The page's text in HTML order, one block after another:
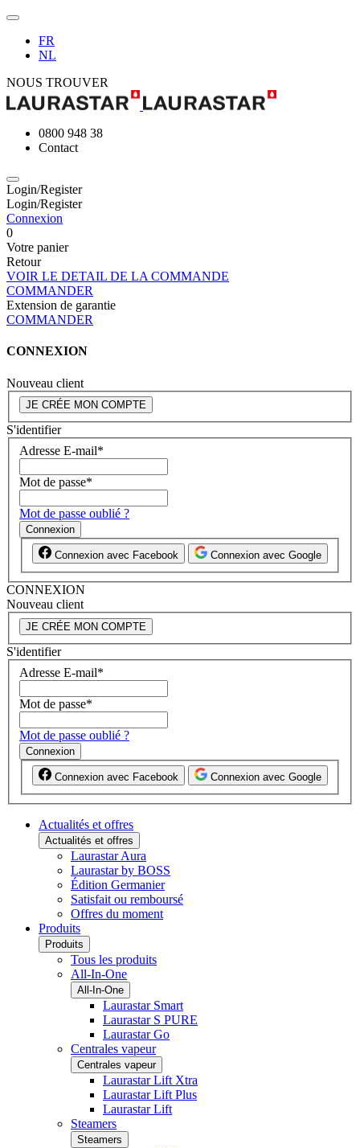
FR
NL
NOUS TROUVER
0800 948 38
Contact
Login/Register
Login/Register
Connexion
0
Votre panier
Retour
VOIR LE DETAIL DE LA COMMANDE
COMMANDER
Extension de garantie
COMMANDER
CONNEXION
Nouveau client
JE CRÉE MON COMPTE
S'identifier
Adresse E-mail*
Mot de passe*
Mot de passe oublié ?
Connexion
Connexion avec Facebook Connexion avec Google
CONNEXION
Nouveau client
JE CRÉE MON COMPTE
S'identifier
Adresse E-mail*
Mot de passe*
Mot de passe oublié ?
Connexion
Connexion avec Facebook Connexion avec Google
Actualités et offres
Actualités et offres
Laurastar Aura
Laurastar by BOSS
Édition Germanier
Satisfait ou remboursé
Offres du moment
Produits
Produits
Tous les produits
All-In-One
All-In-One
Laurastar Smart
Laurastar S PURE
Laurastar Go
Centrales vapeur
Centrales vapeur
Laurastar Lift Xtra
Laurastar Lift Plus
Laurastar Lift
Steamers
Steamers